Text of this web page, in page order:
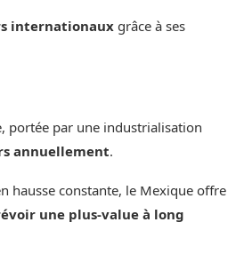
internationaux grâce à ses
portée par une industrialisation
annuellement.
hausse constante, le Mexique offre
une plus-value à long